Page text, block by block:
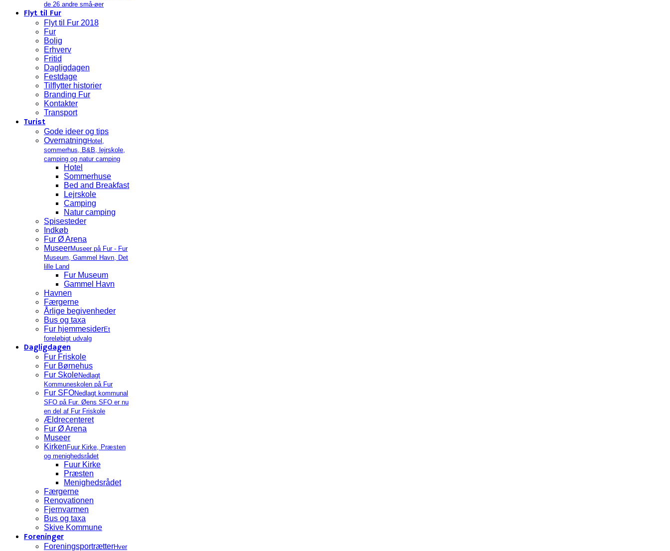
de 26 andre små-øer
Flyt til Fur
Flyt til Fur 2018
Fur
Bolig
Erhverv
Fritid
Dagligdagen
Festdage
Tilflytter historier
Branding Fur
Kontakter
Transport
Turist
Gode ideer og tips
Overnatning Hotel,
sommerhus, B&B, lejrskole,
camping og natur camping
Hotel
Sommerhuse
Bed and Breakfast
Lejrskole
Camping
Natur camping
Spisesteder
Indkøb
Fur Ø Arena
MuseerMuseer på Fur - Fur
Museum, Gammel Havn, Det
lille Land
Fur Museum
Gammel Havn
Havnen
Færgerne
Årlige begivenheder
Bus og taxa
Fur hjemmesiderEt
foreløbigt udvalg
Dagligdagen
Fur Friskole
Fur Børnehus
Fur SkoleNedlagt
Kommuneskolen på Fur
Fur SFONedlagt kommunal
SFO på Fur. Øens SFO er nu
en del af Fur Friskole
Ældrecenteret
Fur Ø Arena
Museer
Kirken Fuur Kirke, Præsten
og menighedsrådet
Fuur Kirke
Præsten
Menighedsrådet
Færgerne
Renovationen
Fjernvarmen
Bus og taxa
Skive Kommune
Foreninger
ForeningsportrætterHver